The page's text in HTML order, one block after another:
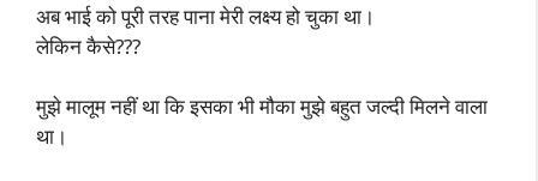
अब भाई को पूरी तरह पाना मेरी लक्ष्य हो चुका था।
लेकिन कैसे???
मुझे मालूम नहीं था कि इसका भी मौका मुझे बहुत जल्दी मिलने वाला
था।